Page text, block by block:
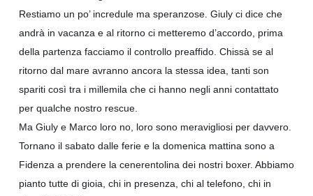
Restiamo un po’ incredule ma speranzose. Giuly ci dice che
andrà in vacanza e al ritorno ci metteremo d’accordo, prima
della partenza facciamo il controllo preaffido. Chissà se al
ritorno dal mare avranno ancora la stessa idea, tanti son
spariti così tra i millemila che ci hanno negli anni contattato
per qualche nostro rescue.
Ma Giuly e Marco loro no, loro sono meravigliosi per davvero.
Tornano il sabato dalle ferie e la domenica mattina sono a
Fidenza a prendere la cenerentolina dei nostri boxer. Abbiamo
pianto tutte di gioia, chi in presenza, chi al telefono, chi in